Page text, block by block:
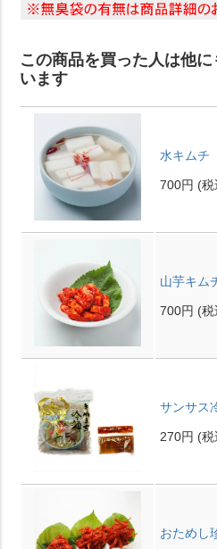
この商品を買った人は他
います
水キムチ
700円 (税
山芋キ
700円 (税
サンサス
270円 (税
おためし